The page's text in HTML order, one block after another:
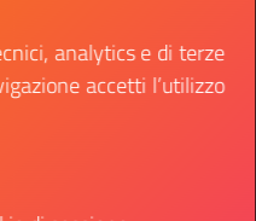
analytics e di terze
accetti l’utilizzo